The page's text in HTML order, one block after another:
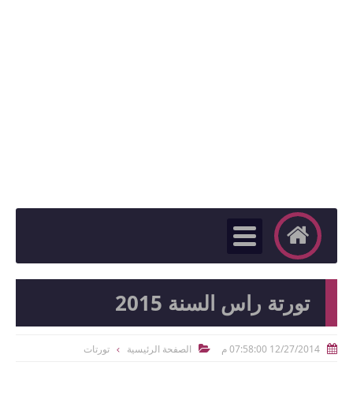
تورتة راس السنة 2015
 12/27/2014 07:58:00 م  الصفحة الرئيسية تورتات